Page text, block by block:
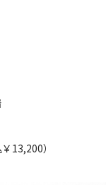
13,200）